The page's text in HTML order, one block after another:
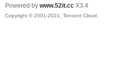
Powered by www.52it.cc X3.4
Copyright © 2001-2021, Tencent Cloud.